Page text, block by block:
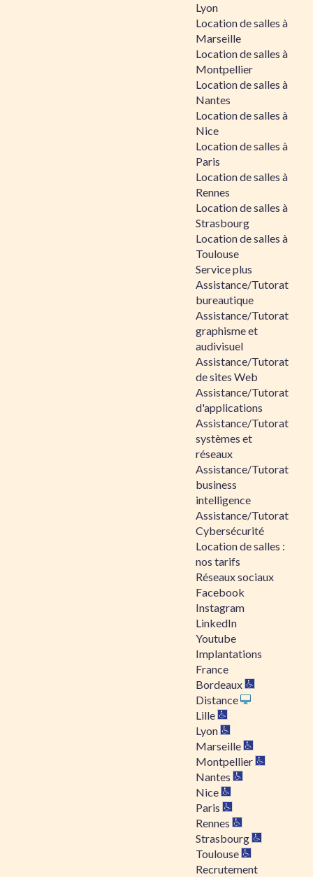
Lyon
Location de salles à
Marseille
Location de salles à
Montpellier
Location de salles à
Nantes
Location de salles à
Nice
Location de salles à
Paris
Location de salles à
Rennes
Location de salles à
Strasbourg
Location de salles à
Toulouse
Service plus
Assistance/Tutorat
bureautique
Assistance/Tutorat
graphisme et
audivisuel
Assistance/Tutorat
de sites Web
Assistance/Tutorat
d'applications
Assistance/Tutorat
systèmes et
réseaux
Assistance/Tutorat
business
intelligence
Assistance/Tutorat
Cybersécurité
Location de salles :
nos tarifs
Réseaux sociaux
Facebook
Instagram
LinkedIn
Youtube
Implantations
France
Bordeaux
Distance
Lille
Lyon
Marseille
Montpellier
Nantes
Nice
Paris
Rennes
Strasbourg
Toulouse
Recrutement